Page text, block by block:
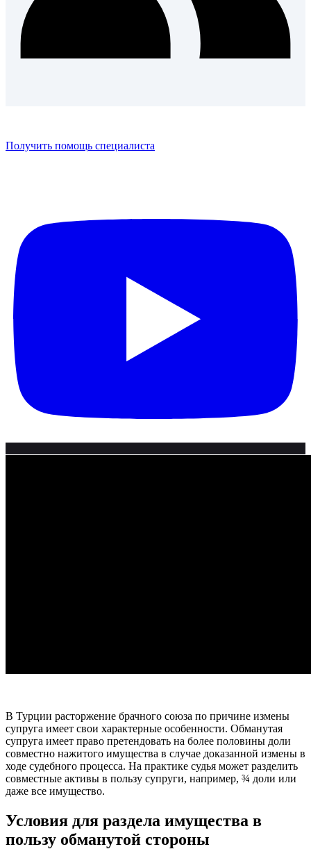
Получить помощь специалиста
В Турции расторжение брачного союза по причине измены
супруга имеет свои характерные особенности. Обманутая
супруга имеет право претендовать на более половины доли
совместно нажитого имущества в случае доказанной измены в
ходе судебного процесса. На практике судья может разделить
совместные активы в пользу супруги, например, ¾ доли или
даже все имущество.
Условия для раздела имущества в
пользу обманутой стороны